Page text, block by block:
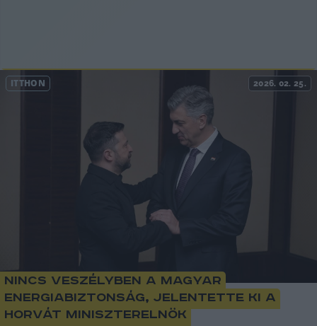
ITTHON 2026. 02. 25.
Nincs veszélyben a magyar
energiabiztonság, jelentette ki a
horvát miniszterelnök